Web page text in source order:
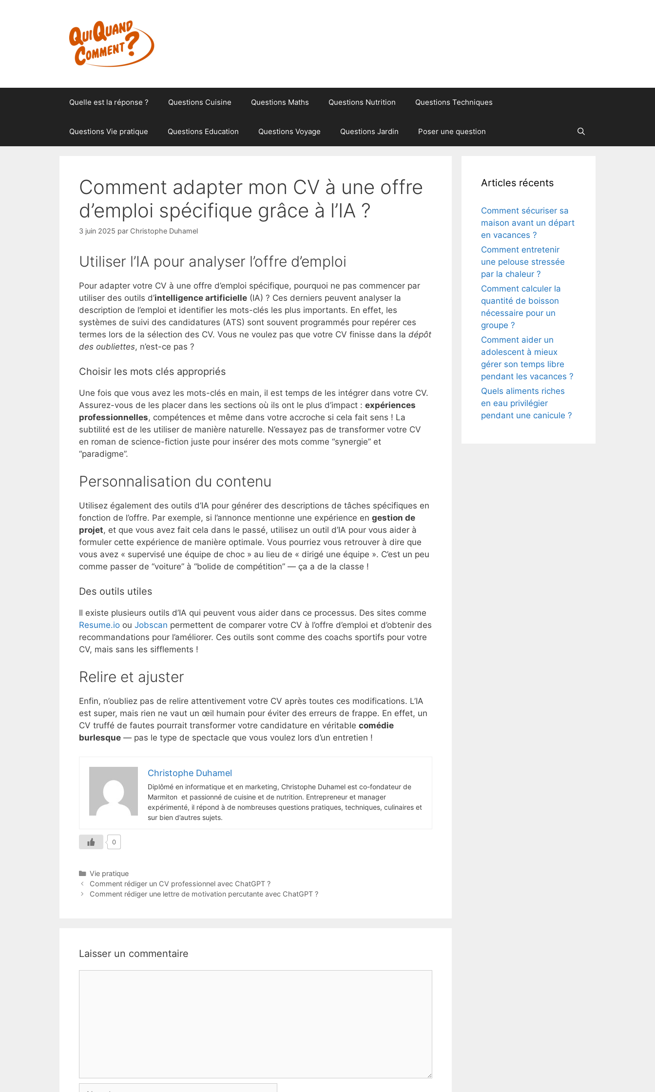
Quelle est la réponse ? Questions Cuisine Questions Maths Questions Nutrition Questions Techniques
Questions Vie pratique Questions Education Questions Voyage Questions Jardin Poser une question
Comment adapter mon CV à une offre
d’emploi spécifique grâce à l’IA ?
3 juin 2025 par Christophe Duhamel
Utiliser l’IA pour analyser l’offre d’emploi
Pour adapter votre CV à une offre d’emploi spécifique, pourquoi ne pas commencer par
utiliser des outils d’intelligence artificielle (IA) ? Ces derniers peuvent analyser la
description de l’emploi et identifier les mots-clés les plus importants. En effet, les
systèmes de suivi des candidatures (ATS) sont souvent programmés pour repérer ces
termes lors de la sélection des CV. Vous ne voulez pas que votre CV finisse dans la dépôt
des oubliettes, n’est-ce pas ?
Choisir les mots clés appropriés
Une fois que vous avez les mots-clés en main, il est temps de les intégrer dans votre CV.
Assurez-vous de les placer dans les sections où ils ont le plus d’impact : expériences
professionnelles, compétences et même dans votre accroche si cela fait sens ! La
subtilité est de les utiliser de manière naturelle. N’essayez pas de transformer votre CV
en roman de science-fiction juste pour insérer des mots comme “synergie” et
“paradigme”.
Personnalisation du contenu
Utilisez également des outils d’IA pour générer des descriptions de tâches spécifiques en
fonction de l’offre. Par exemple, si l’annonce mentionne une expérience en gestion de
projet, et que vous avez fait cela dans le passé, utilisez un outil d’IA pour vous aider à
formuler cette expérience de manière optimale. Vous pourriez vous retrouver à dire que
vous avez « supervisé une équipe de choc » au lieu de « dirigé une équipe ». C’est un peu
comme passer de “voiture” à “bolide de compétition” — ça a de la classe !
Des outils utiles
Il existe plusieurs outils d’IA qui peuvent vous aider dans ce processus. Des sites comme
Resume.io ou Jobscan permettent de comparer votre CV à l’offre d’emploi et d’obtenir des
recommandations pour l’améliorer. Ces outils sont comme des coachs sportifs pour votre
CV, mais sans les sifflements !
Relire et ajuster
Enfin, n’oubliez pas de relire attentivement votre CV après toutes ces modifications. L’IA
est super, mais rien ne vaut un œil humain pour éviter des erreurs de frappe. En effet, un
CV truffé de fautes pourrait transformer votre candidature en véritable comédie
burlesque — pas le type de spectacle que vous voulez lors d’un entretien !
Christophe Duhamel
Diplômé en informatique et en marketing, Christophe Duhamel est co-fondateur de
Marmiton et passionné de cuisine et de nutrition. Entrepreneur et manager
expérimenté, il répond à de nombreuses questions pratiques, techniques, culinaires et
sur bien d’autres sujets.
0
Catégories
Vie pratique
Comment rédiger un CV professionnel avec ChatGPT ?
Comment rédiger une lettre de motivation percutante avec ChatGPT ?
Laisser un commentaire
Articles récents
Comment sécuriser sa
maison avant un départ
en vacances ?
Comment entretenir
une pelouse stressée
par la chaleur ?
Comment calculer la
quantité de boisson
nécessaire pour un
groupe ?
Comment aider un
adolescent à mieux
gérer son temps libre
pendant les vacances ?
Quels aliments riches
en eau privilégier
pendant une canicule ?